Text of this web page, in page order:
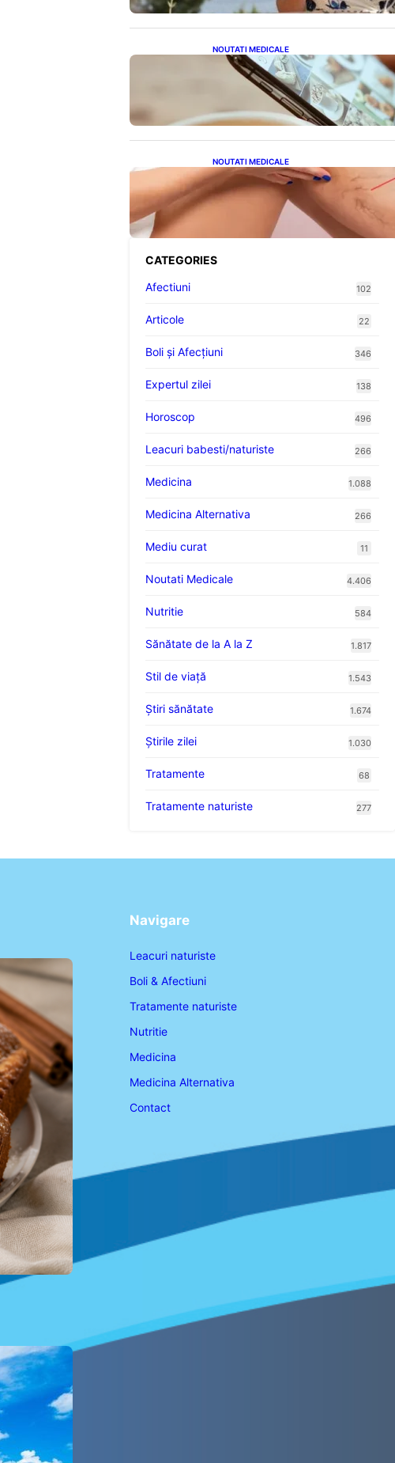
NOUTATI MEDICALE
Revoluția Bateriilor pentru
Telefoane: Avantaje, Provocări
și Viitorul Tehnologiei
Energetice
NOUTATI MEDICALE
Varicele și Umflarea Picioarelor
pe Caniculă: Înțelegerea
Simptomelor și Măsurilor de
CATEGORIES
Afectiuni
102
Articole 22
Boli și Afecțiuni 346
Expertul zilei 138
Horoscop 496
Leacuri babesti/naturiste 266
Medicina 1.088
Medicina Alternativa 266
Mediu curat 11
Noutati Medicale 4.406
Nutritie 584
Sănătate de la A la Z 1.817
Stil de viaţă 1.543
Ştiri sănătate 1.674
Știrile zilei 1.030
Tratamente 68
Tratamente naturiste 277
Navigare
Leacuri naturiste
Boli & Afectiuni
Tratamente naturiste
Nutritie
Medicina
Medicina Alternativa
Contact